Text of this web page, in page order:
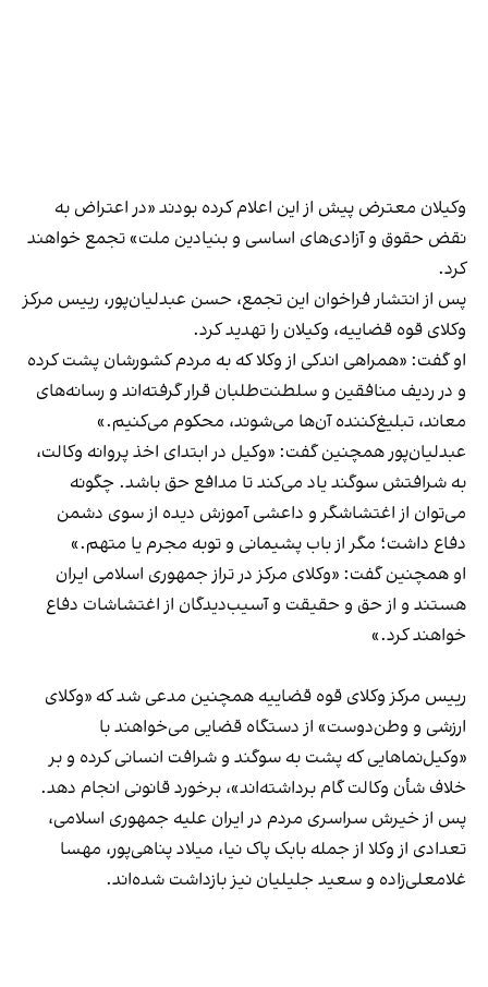
وکیلان معترض پیش از این اعلام کرده بودند «در اعتراض به
نقض حقوق و آزادی‌های اساسی و بنیادین ملت» تجمع خواهند
کرد.
پس از انتشار فراخوان این تجمع، حسن عبدلیان‌پور، رییس مرکز
وکلای قوه قضاییه، وکیلان را تهدید کرد.
او گفت: «همراهی اندکی از وکلا که به مردم کشورشان پشت کرده
و در ردیف منافقین و سلطنت‌طلبان قرار گرفته‌اند و رسانه‌های
معاند، تبلیغ‌کننده آن‌ها می‌شوند، محکوم می‌کنیم.»
عبدلیان‌پور همچنین گفت: «وکیل در ابتدای اخذ پروانه وکالت،
به شرافتش سوگند یاد می‌کند تا مدافع حق باشد. چگونه
می‌توان از اغتشاشگر و داعشی آموزش دیده از سوی دشمن
دفاع داشت؛ مگر از باب پشیمانی و توبه مجرم یا متهم.»
او همچنین گفت: «وکلای مرکز در تراز جمهوری اسلامی ایران
هستند و از حق و حقیقت و آسیب‌دیدگان از اغتشاشات دفاع
خواهند کرد.»
رییس مرکز وکلای قوه قضاییه همچنین مدعی شد که «وکلای
ارزشی و وطن‌دوست» از دستگاه قضایی می‌خواهند با
«وکیل‌نماهایی که پشت به سوگند و شرافت انسانی کرده و بر
خلاف شأن وکالت گام برداشته‌اند»، برخورد قانونی انجام دهد.
پس از خیرش سراسری مردم در ایران علیه جمهوری اسلامی،
تعدادی از وکلا از جمله بابک پاک نیا، میلاد پناهی‌پور، مهسا
غلامعلی‌زاده و سعید جلیلیان نیز بازداشت شده‌اند.